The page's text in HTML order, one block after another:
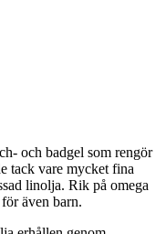
och badgel som rengör
tack vare mycket fina
linolja. Rik på omega
även barn.